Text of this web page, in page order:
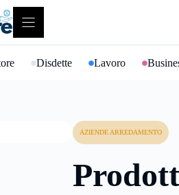
Disdette Lavoro
AZIENDE ARREDAMENTO